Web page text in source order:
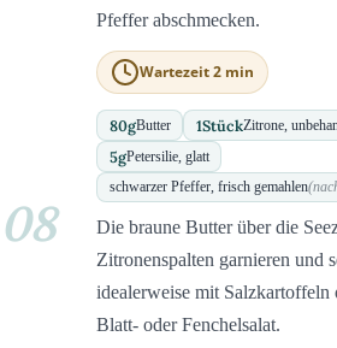
Pfeffer abschmecken.
Wartezeit 2 min
80gButter 1StückZitrone,
5gPetersilie, glatt
schwarzer Pfeffer, frisch gemahlen
08
Die braune Butter über die
Zitronenspalten garnieren und
idealerweise mit Salzkartoffeln
Blatt- oder Fenchelsalat.